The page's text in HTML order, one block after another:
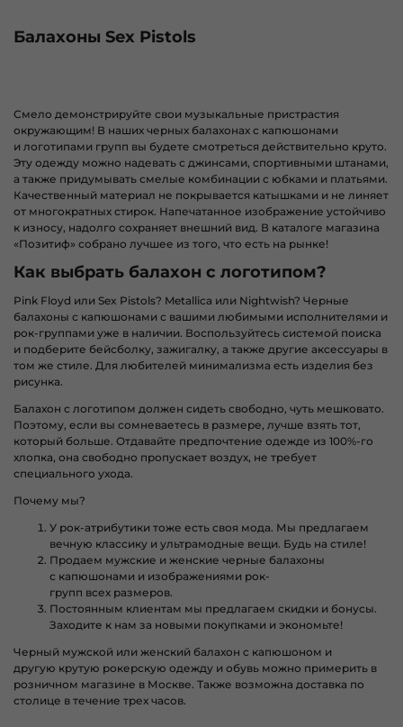
Балахоны Sex Pistols
Смело демонстрируйте свои музыкальные пристрастия
окружающим! В наших черных балахонах с капюшонами
и логотипами групп вы будете смотреться действительно круто.
Эту одежду можно надевать с джинсами, спортивными штанами,
а также придумывать смелые комбинации с юбками и платьями.
Качественный материал не покрывается катышками и не линяет
от многократных стирок. Напечатанное изображение устойчиво
к износу, надолго сохраняет внешний вид. В каталоге магазина
«Позитиф» собрано лучшее из того, что есть на рынке!
Как выбрать балахон с логотипом?
Pink Floyd или Sex Pistols? Metallica или Nightwish? Черные
балахоны с капюшонами с вашими любимыми исполнителями и
рок-группами уже в наличии. Воспользуйтесь системой поиска
и подберите бейсболку, зажигалку, а также другие аксессуары в
том же стиле. Для любителей минимализма есть изделия без
рисунка.
Балахон с логотипом должен сидеть свободно, чуть мешковато.
Поэтому, если вы сомневаетесь в размере, лучше взять тот,
который больше. Отдавайте предпочтение одежде из 100%-го
хлопка, она свободно пропускает воздух, не требует
специального ухода.
Почему мы?
У рок-атрибутики тоже есть своя мода. Мы предлагаем
вечную классику и ультрамодные вещи. Будь на стиле!
Продаем мужские и женские черные балахоны
с капюшонами и изображениями рок-
групп всех размеров.
Постоянным клиентам мы предлагаем скидки и бонусы.
Заходите к нам за новыми покупками и экономьте!
Черный мужской или женский балахон с капюшоном и
другую крутую рокерскую одежду и обувь можно примерить в
розничном магазине в Москве. Также возможна доставка по
столице в течение трех часов.